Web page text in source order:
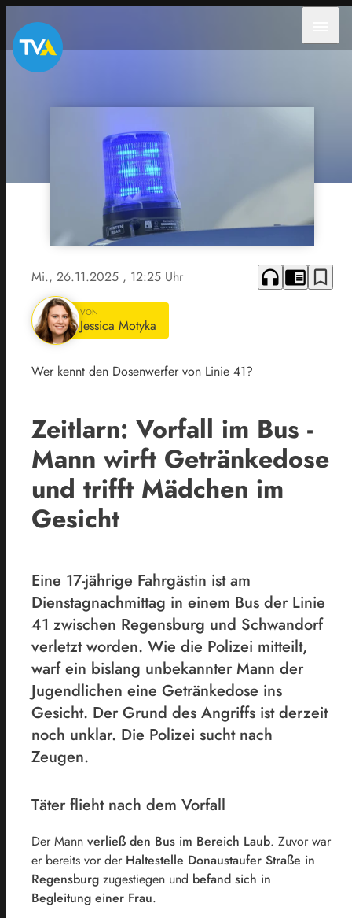
Mi., 26.11.2025 , 12:25 Uhr headphones chrome_reader_mode bookmark_border
VON
Jessica Motyka
Wer kennt den Dosenwerfer von Linie 41?
Zeitlarn: Vorfall im Bus -
Mann wirft Getränkedose
und trifft Mädchen im
Gesicht
Eine 17-jährige Fahrgästin ist am
Dienstagnachmittag in einem Bus der Linie
41 zwischen Regensburg und Schwandorf
verletzt worden. Wie die Polizei mitteilt,
warf ein bislang unbekannter Mann der
Jugendlichen eine Getränkedose ins
Gesicht. Der Grund des Angriffs ist derzeit
noch unklar. Die Polizei sucht nach
Zeugen.
Täter flieht nach dem Vorfall
Der Mann verließ den Bus im Bereich Laub. Zuvor war
er bereits vor der Haltestelle Donaustaufer Straße in
Regensburg zugestiegen und befand sich in
Begleitung einer Frau.